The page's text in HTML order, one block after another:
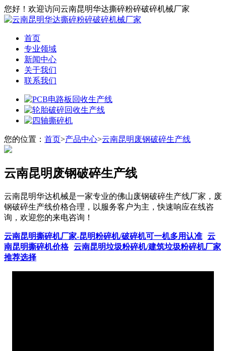
您好！欢迎访问云南昆明华达撕碎粉碎破碎机械厂家
首页
专业领域
新闻中心
关于我们
联系我们
您的位置： 首页>产品中心>云南昆明废钢破碎生产线
云南昆明废钢破碎生产线
云南昆明华达机械是一家专业的佛山废钢破碎生产线厂家，废
钢破碎生产线价格合理，以服务客户为主，快速响应在线咨
询，欢迎您的来电咨询！
云南昆明撕碎机厂家-昆明粉碎机/破碎机可一机多用认准 云
南昆明撕碎机价格 云南昆明垃圾粉碎机/建筑垃圾粉碎机厂家
推荐选择